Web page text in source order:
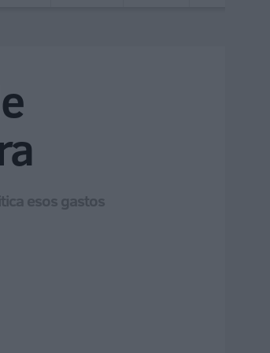
esos gastos